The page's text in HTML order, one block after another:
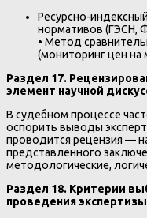
Ресурсно-
нормативов (ГЭСН,
• Метод
(мониторинг цен на
Раздел 17.
элемент научной
В судебном процессе
оспорить выводы
проводится рецензия —
представленного
методологические,
Раздел 18. Критерии
проведения экспертизы